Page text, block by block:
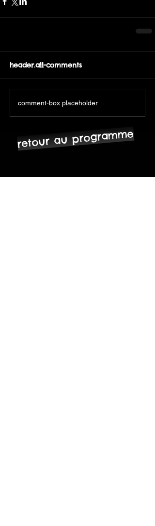
header.all-comments
comment-box.placeholder
retour au programme